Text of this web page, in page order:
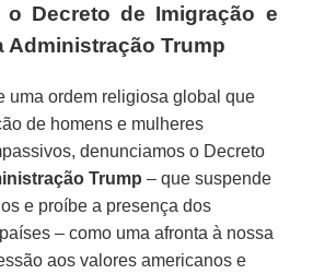
Decreto de Imigração e
Administração Trump
uma ordem religiosa global que
de homens e mulheres
denunciamos o Decreto
Trump – que suspende
e proíbe a presença dos
– como uma afronta à nossa
aos valores americanos e